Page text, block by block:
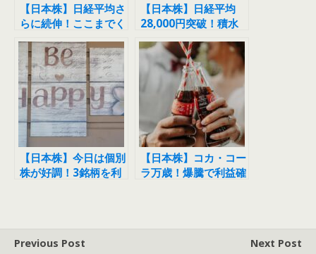
【日本株】日経平均さ
らに続伸！ここまでく
るともう不安しかな
い・・・。
【日本株】日経平均
28,000円突破！積水
化学を利益確定しまし
た
【日本株】今日は個別
株が好調！3銘柄を利
【日本株】コカ・コー
ラ万歳！爆騰で利益確
Previous Post
Next Post